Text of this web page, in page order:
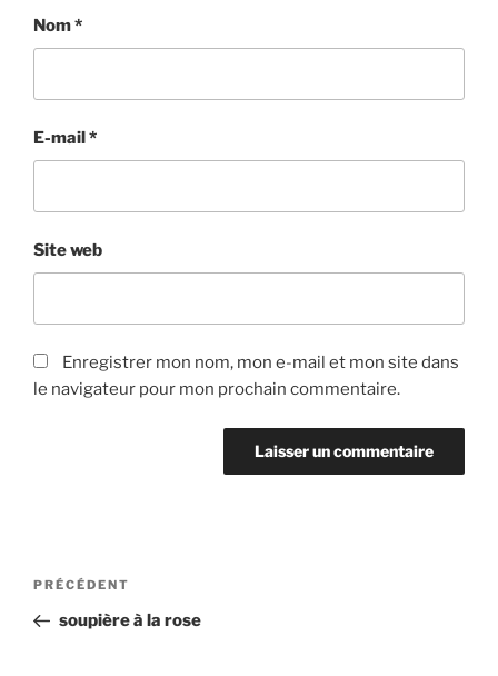
Nom*
E-mail *
Site web
Enregistrer mon nom, mon e-mail et mon site dans
le navigateur pour mon prochain commentaire.
Navigation
l’article
Article
précédent
PRÉCÉDENT
soupière à la rose